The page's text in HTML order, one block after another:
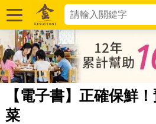
【電子書】正確保鮮
菜